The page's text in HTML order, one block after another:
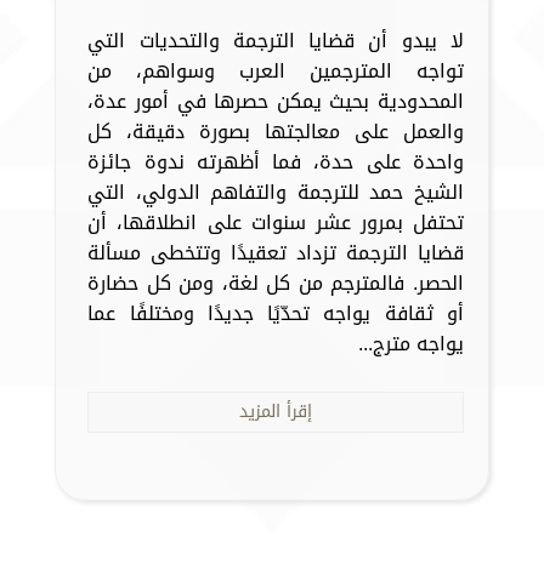
لا يبدو أن قضايا الترجمة والتحديات التي
تواجه المترجمين العرب وسواهم، من
المحدودية بحيث يمكن حصرها في أمور عدة،
والعمل على معالجتها بصورة دقيقة، كل
واحدة على حدة، فما أظهرته ندوة جائزة
الشيخ حمد للترجمة والتفاهم الدولي، التي
تحتفل بمرور عشر سنوات على انطلاقها، أن
قضايا الترجمة تزداد تعقيدًا وتتخطى مسألة
الحصر. فالمترجم من كل لغة، ومن كل حضارة
أو ثقافة يواجه تحدّيًا جديدًا ومختلفًا عما
يواجه مترج...
إقرأ المزيد